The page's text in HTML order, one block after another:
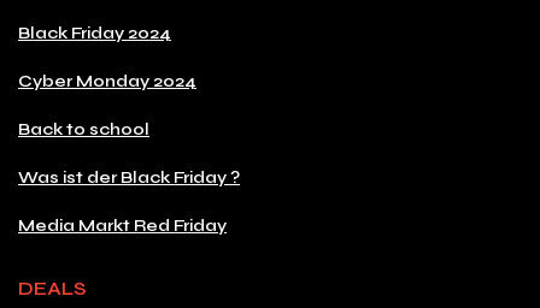
Black Friday 2024
Cyber Monday 2024
Back to school
Was ist der Black Friday ?
Media Markt Red Friday
DEALS